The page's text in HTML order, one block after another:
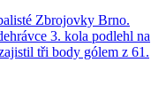
Zbrojovky Brno.
3. kola podlehl na
tři body gólem z 61.